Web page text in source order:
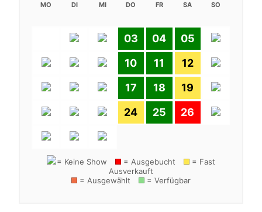
MO DI MI DO FR SA SO
03 04
05
10
11
12
17
18
19
24
25 26
= Keine Show = Ausgebucht
= Fast
Ausverkauft
= Ausgewählt
= Verfügbar